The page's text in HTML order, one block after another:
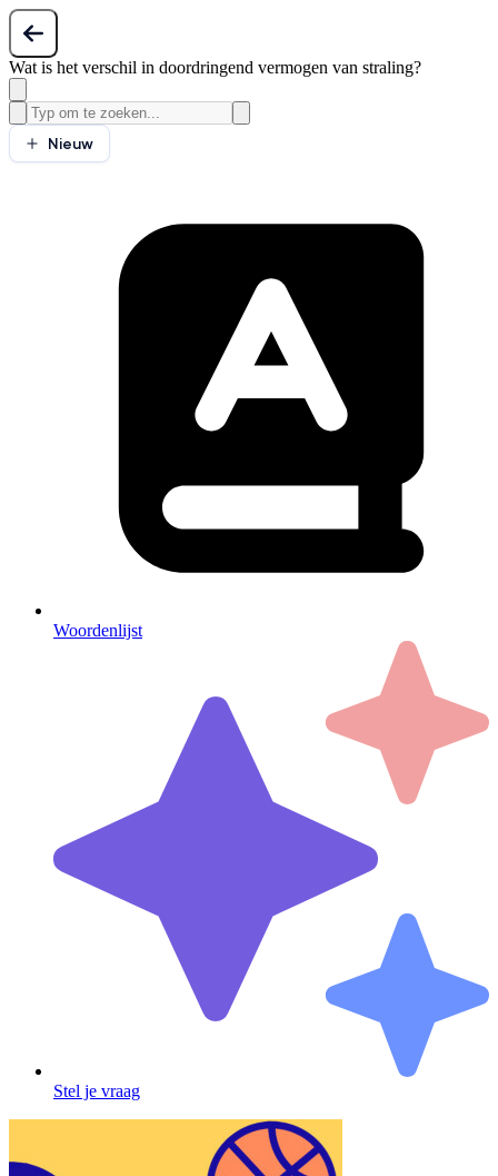
Wat is het verschil in doordringend vermogen van straling?
Nieuw
Woordenlijst
Stel je vraag